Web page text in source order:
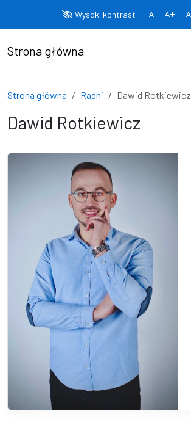
Wysoki kontrast
Strona główna
Strona główna Radni Dawid Rotkiewicz
Dawid Rotkiewicz